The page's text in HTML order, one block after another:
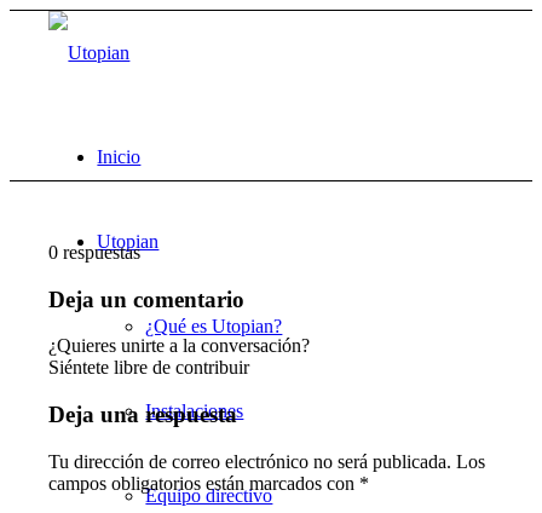
Inicio
Utopian
¿Qué es Utopian?
Instalaciones
Equipo directivo
0 respuestas
Deja un comentario
¿Quieres unirte a la conversación?
Siéntete libre de contribuir
Deja una respuesta
Tu dirección de correo electrónico no será publicada. Los
campos obligatorios están marcados con *